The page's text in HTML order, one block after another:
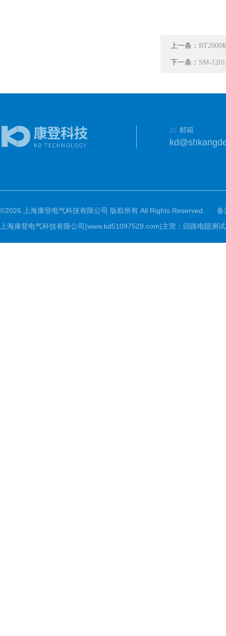
上一条： BT2000
下一条： SM-
邮箱
©2026 上海康登电气科技有限公司 版权所有 All Rights Reserved.
备
上海康登电气科技有限公司(www.kd51097529.com)主营：回路电阻